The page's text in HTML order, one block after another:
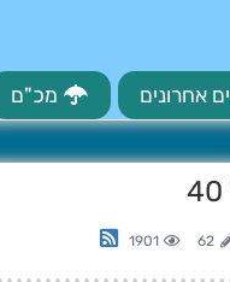
אחרונים מכ"ם
62
1901